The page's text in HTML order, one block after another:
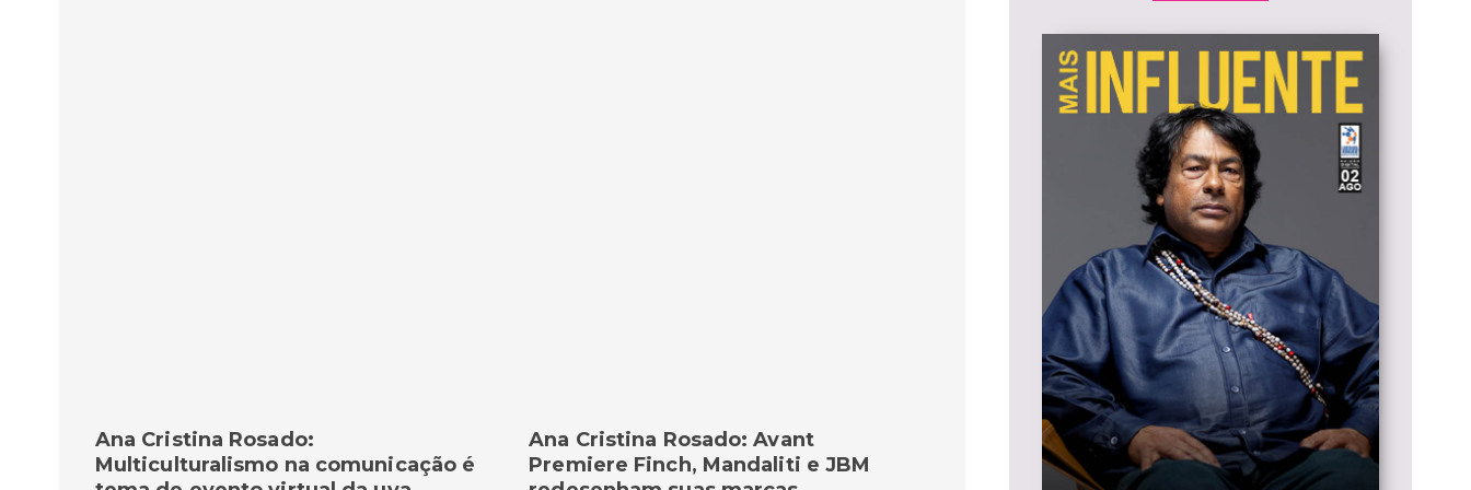
Ana Cristina Rosado: Avant
Premiere Finch, Mandaliti e JBM
Ana Cristina Rosado:
Multiculturalismo na comunicação é